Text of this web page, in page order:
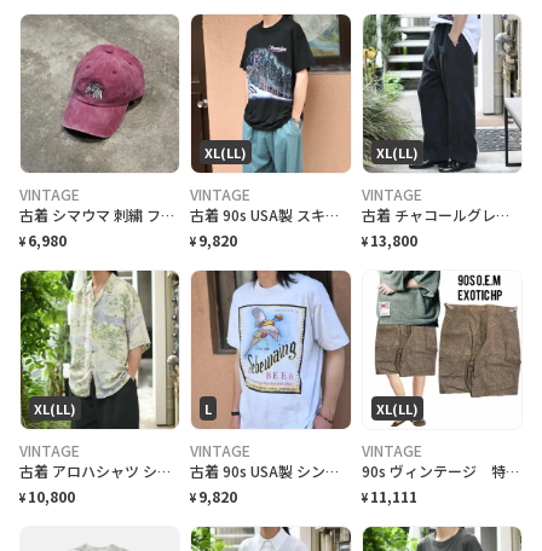
VINTAGE
古着 シマウマ 刺繍 フェード 6パネル ベースボールキャップ 帽子 キャップ
¥ 6,980
XL(LL)
VINTAGE
古着 90s USA製 スキーリゾート スーベニアTシャツ プリントTシャツ 黒
¥ 9,820
XL(LL)
VINTAGE
古着 チャコールグレー リネンスラックス スラックス ワイドパンツ タックパンツ
¥ 13,800
XL(LL)
VINTAGE
古着 アロハシャツ シルクシャツ レーヨンシャツ 柄シャツ 総柄シャツ
¥ 10,800
L
VINTAGE
古着 90s USA製 シングルステッチ ビール プロモーション Tシャツ
¥ 9,820
XL(LL)
VINTAGE
90s ヴィンテージ 特注 OEM激レア ハーフパンツ 総柄 美品
¥ 11,111